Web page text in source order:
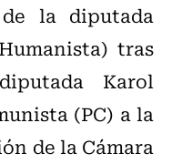
la diputada
tras
Karol
(PC) a la
de la Cámara